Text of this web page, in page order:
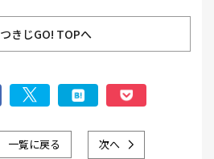
つきじGO! TOPへ
一覧に戻る 次へ